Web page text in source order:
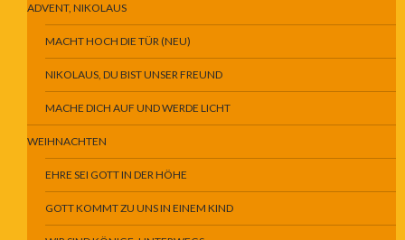
ADVENT, NIKOLAUS
MACHT HOCH DIE TÜR (NEU)
NIKOLAUS, DU BIST UNSER FREUND
MACHE DICH AUF UND WERDE LICHT
WEIHNACHTEN
EHRE SEI GOTT IN DER HÖHE
GOTT KOMMT ZU UNS IN EINEM KIND